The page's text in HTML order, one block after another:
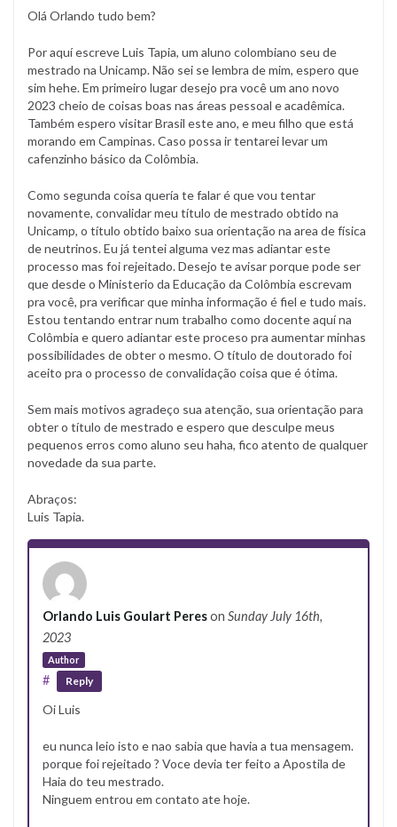
Olá Orlando tudo bem?
Por aquí escreve Luis Tapia, um aluno colombiano seu de
mestrado na Unicamp. Não sei se lembra de mim, espero que
sim hehe. Em primeiro lugar desejo pra você um ano novo
2023 cheio de coisas boas nas áreas pessoal e acadêmica.
Também espero visitar Brasil este ano, e meu filho que está
morando em Campinas. Caso possa ir tentarei levar um
cafenzinho básico da Colômbia.
Como segunda coisa quería te falar é que vou tentar
novamente, convalidar meu título de mestrado obtido na
Unicamp, o título obtido baixo sua orientação na area de física
de neutrinos. Eu já tentei alguma vez mas adiantar este
processo mas foi rejeitado. Desejo te avisar porque pode ser
que desde o Ministerio da Educação da Colômbia escrevam
pra você, pra verificar que minha informação é fiel e tudo mais.
Estou tentando entrar num trabalho como docente aquí na
Colômbia e quero adiantar este proceso pra aumentar minhas
possibilidades de obter o mesmo. O título de doutorado foi
aceito pra o processo de convalidação coisa que é ótima.
Sem mais motivos agradeço sua atenção, sua orientação para
obter o título de mestrado e espero que desculpe meus
pequenos erros como aluno seu haha, fico atento de qualquer
novedade da sua parte.
Abraços:
Luis Tapia.
Orlando Luis Goulart Pereson Sunday July 16th,
2023
Author
# Reply
Oi Luis
eu nunca leio isto e nao sabia que havia a tua mensagem.
porque foi rejeitado ? Voce devia ter feito a Apostila de
Haia do teu mestrado.
Ninguem entrou em contato ate hoje.